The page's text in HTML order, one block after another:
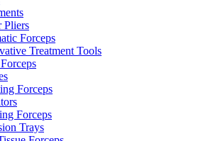
Pliers
Forceps
Treatment Tools
Forceps
Forceps
Trays